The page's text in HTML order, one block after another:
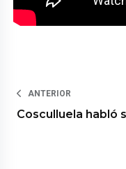
ANTERIOR
Cosculluela habló